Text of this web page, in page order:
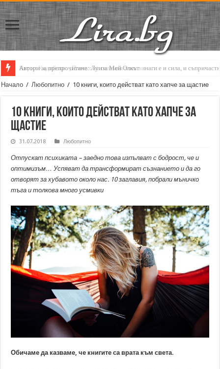
Кирил Кадийски: „Плачът на големия поет винаги е и сила, и
Начало / Любопитно / 10 книги, които действат като хапче за щастие
10 книги, които действат като хапче за
щастие
31.07.2018 Любопитно
Отпускат психиката – заедно това изпълват с бодрост, че и
оптимизъм… Успяват да трансформират съзнанието и да го
отворят за хубавото около нас. 10 заглавия, побрали мъничко
тъга и толкова много усмивки
Обичаме да казваме, че книгите са врата към света.